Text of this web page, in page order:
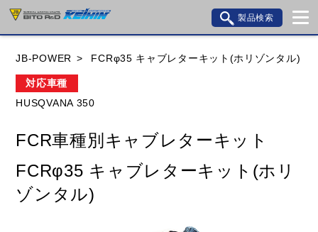
製品検索
HUSQVANA
JB-POWER FCRφ35 キャブレターキット(ホリゾンタル)
対応車種
HUSQVANA 350
FCR車種別キャブレターキット
FCRφ35 キャブレターキット(ホリ
ゾンタル)